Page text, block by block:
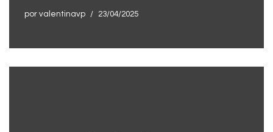
por valentinavp 23/04/2025